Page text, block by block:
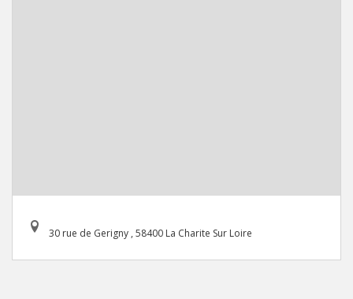
30 rue de Gerigny , 58400 La Charite Sur Loire